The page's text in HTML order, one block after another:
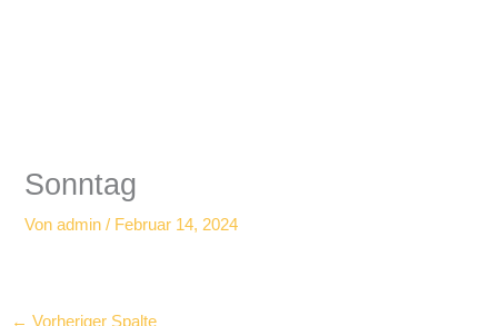
Sonntag
Vonadmin/ Februar 14, 2024
← Vorheriger Spalte